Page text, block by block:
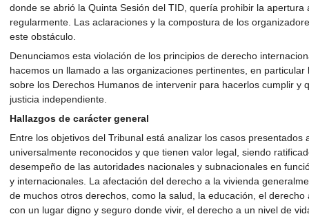
donde se abrió la Quinta Sesión del TID, quería prohibir la apertura
regularmente. Las aclaraciones y la compostura de los
este obstáculo.
Denunciamos esta violación de los principios de derecho
hacemos un llamado a las organizaciones pertinentes, en
sobre los Derechos Humanos de intervenir para hacerlos cumplir y
justicia independiente.
Hallazgos de carácter general
Entre los objetivos del Tribunal está analizar los casos presentados
universalmente reconocidos y que tienen valor legal, siendo
desempeño de las autoridades nacionales y subnacionales en
y internacionales. La afectación del derecho a la vivienda
de muchos otros derechos, como la salud, la educación, el
con un lugar digno y seguro donde vivir, el derecho a un nivel de